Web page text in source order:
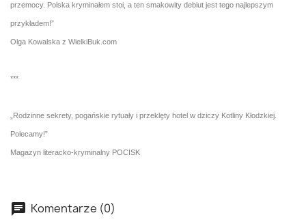
przemocy. Polska kryminałem stoi, a ten smakowity debiut jest tego najlepszym
przykładem!”
Olga Kowalska z WielkiBuk.com
***
„Rodzinne sekrety, pogańskie rytuały i przeklęty hotel w dziczy Kotliny Kłodzkiej.
Polecamy!”
Magazyn literacko-kryminalny POCISK
Komentarze (0)